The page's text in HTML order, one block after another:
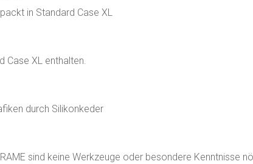
in Standard Case XL
Case XL enthalten.
durch Silikonkeder
sind keine Werkzeuge oder besondere Kenntnisse